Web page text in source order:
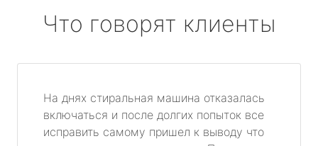
Что говорят клиенты
На днях стиральная машина отказалась
включаться и после долгих попыток все
исправить самому пришел к выводу что